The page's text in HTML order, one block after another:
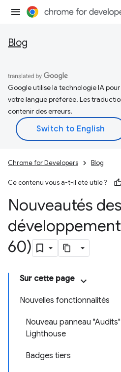
Blog
Google utilise la technologie IA
votre langue préférée. Les
contenir des erreurs.
Chrome for Developers Blog
Ce contenu vous a-t-il été utile ?
Nouveautés
60)
Sur cette page
Nouvelles fonctionnalités
Nouveau panneau
Lighthouse
Badges tiers